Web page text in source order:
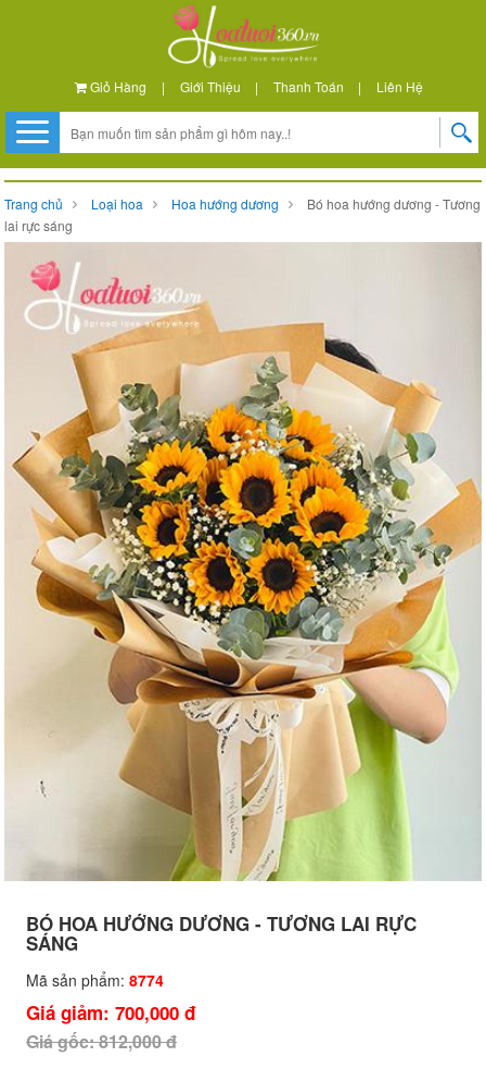
Giỏ Hàng | Giới Thiệu | Thanh Toán | Liên Hệ
Trang chủ Loại hoa Hoa hướng dương
Bó hoa hướng dương - Tương
lai rực sáng
BÓ HOA HƯỚNG DƯƠNG - TƯƠNG LAI RỰC
SÁNG
Mã sản phẩm: 8774
Giá giảm: 700,000 đ
Giá gốc: 812,000 đ